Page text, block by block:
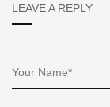
LEAVE A REPLY